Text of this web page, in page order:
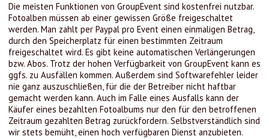
Die meisten Funktionen von GroupEvent sind kostenfrei nutzbar.
Fotoalben müssen ab einer gewissen Größe freigeschaltet
werden. Man zahlt per Paypal pro Event einen einmaligen Betrag,
durch den Speicherplatz für einen bestimmten Zeitraum
freigeschaltet wird. Es gibt keine automatischen Verlängerungen
bzw. Abos. Trotz der hohen Verfügbarkeit von GroupEvent kann es
ggfs. zu Ausfällen kommen. Außerdem sind Softwarefehler leider
nie ganz auszuschließen, für die der Betreiber nicht haftbar
gemacht werden kann. Auch im Falle eines Ausfalls kann der
Käufer eines bezahlten Fotoalbums nur den für den betroffenen
Zeitraum gezahlten Betrag zurückfordern. Selbstverständlich sind
wir stets bemüht, einen hoch verfügbaren Dienst anzubieten.